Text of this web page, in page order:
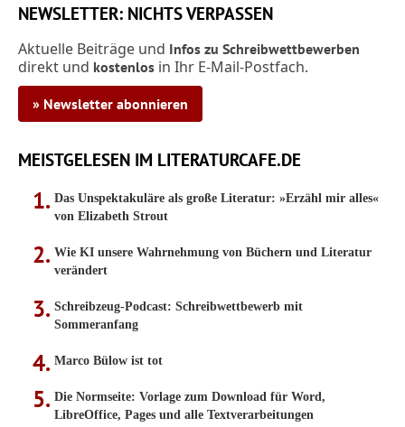
NEWSLETTER: NICHTS VERPASSEN
Aktuelle Beiträge und Infos zu Schreibwettbewerben
direkt und kostenlos in Ihr E-Mail-Postfach.
» Newsletter abonnieren
MEISTGELESEN IM LITERATURCAFE.DE
Das Unspektakuläre als große Literatur: »Erzähl mir alles«
von Elizabeth Strout
Wie KI unsere Wahrnehmung von Büchern und Literatur
verändert
Schreibzeug-Podcast: Schreibwettbewerb mit
Sommeranfang
Marco Bülow ist tot
Die Normseite: Vorlage zum Download für Word,
LibreOffice, Pages und alle Textverarbeitungen